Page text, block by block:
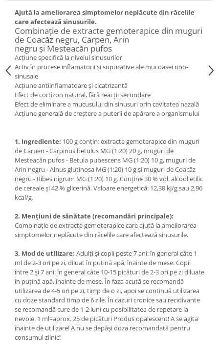
Haruharu Wonder
Medicube
ARIUL
Dr. Althea
DELLA BORN
Ulei de peste
Ulei MCT
Vitamina A
Vitamina B
Vitamina C
Vitamina D
Vitamina E
Zinc
Cătină
Chlorella
Colina
Electroliti
Produse Apicole
Cacao
Ajută la ameliorarea simptomelor neplăcute din răcelile
care afectează sinusurile.
Combinaţie de extracte gemoterapice din muguri
de Coacăz negru, Carpen, Arin
negru şi Mesteacăn pufos
Acţiune specifică la nivelul sinusurilor
Activ în procese inflamatorii şi supurative ale mucoasei rino-
sinusale
Acţiune antiinflamatoare şi cicatrizantă
Efect de cortizon natural, fără reacţii secundare
Efect de eliminare a mucusului din sinusuri prin cavitatea nazală
Acţiune generală de creştere a puterii de apărare a organismului
1. Ingrediente: 100 g conţin: extracte gemoterapice din muguri
de Carpen - Carpinus betulus MG (1:20) 20 g, muguri de
Mesteacăn pufos - Betula pubescens MG (1:20) 10 g, muguri de
Arin negru - Alnus glutinosa MG (1:20) 10 g şi muguri de Coacăz
negru - Ribes nigrum MG (1:20) 10 g. Conţine 30 % vol. alcool etilic
de cereale şi 42 % glicerină. Valoare energetică: 12,38 kJ/g sau 2,96
kcal/g.
2. Mențiuni de sănătate (recomandări principale):
Combinaţie de extracte gemoterapice care ajută la ameliorarea
simptomelor neplăcute din răcelile care afectează sinusurile.
3. Mod de utilizare: Adulţi şi copii peste 7 ani: în general câte 1
ml de 2-3 ori pe zi, diluat în puţină apă, înainte de mese. Copii
între 2 şi 7 ani: în general câte 10-15 picături de 2-3 ori pe zi diluate
în puţină apă, înainte de mese. În faza acută se recomandă
utilizarea de 4-5 ori pe zi, timp de o zi, apoi se continuă utilizarea
cu doze standard timp de 6 zile. În cazuri cronice sau recidivante
se recomandă cure de 1-2 luni cu posibilitatea de repetare la
nevoie. 1 ml=aprox. 25 de picături Produs opalescent! A se agita
înainte de utilizare! A nu se depăşi doza recomandată pentru
consumul zilnic!